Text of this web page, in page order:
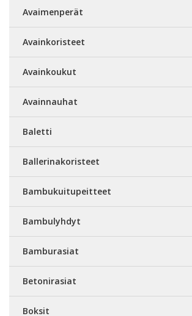
Avaimenperät
Avainkoristeet
Avainkoukut
Avainnauhat
Baletti
Ballerinakoristeet
Bambukuitupeitteet
Bambulyhdyt
Bamburasiat
Betonirasiat
Boksit